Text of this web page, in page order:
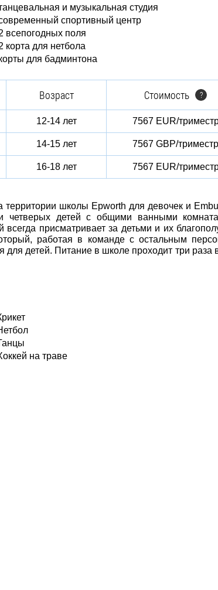
и музыкальная студия
спортивный центр
всепогодных поля
корта для нетбола
для бадминтона
Возраст Стоимость ?
12-14 лет 7567 EUR/
14-15 лет 7567 GBP/триместр
16-18 лет 7567 EUR/
школы Epworth для девочек и
четверых детей с общими ванными
присматривает за детьми и их
работая в команде с остальным
детей. Питание в школе проходит три раза
на траве